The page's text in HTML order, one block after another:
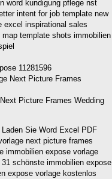
word kundigung pflege nst
intent for job template new
excel inspirational sales
template shots immobilien
11281596
Picture Frames Wedding
Sie Word Excel PDF
next picture frames
immobilien expose vorlage
schönste immobilien expose
expose vorlage kostenlos